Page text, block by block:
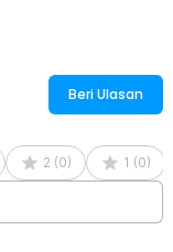
Beri Ulasan
2 (0) 1 (0)